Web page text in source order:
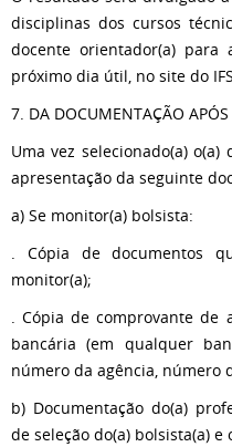
disciplinas dos cursos
docente orientador(a) para
próximo dia útil, no site do
7. DA DOCUMENTAÇÃO APÓS
Uma vez selecionado(a)
apresentação da seguinte
a) Se monitor(a) bolsista:
. Cópia de documentos
monitor(a);
. Cópia de comprovante
bancária (em qualquer
número da agência, número
b) Documentação do(a)
de seleção do(a) bolsista(a)